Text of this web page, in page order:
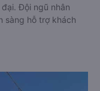
Đội ngũ nhân
sàng hỗ trợ khách